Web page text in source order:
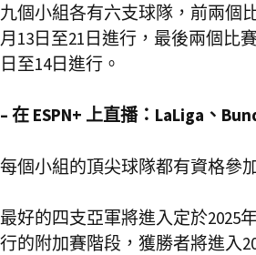
九個小組各有六支球隊，前兩個
月13日至21日進行，最後兩個比
日至14日進行。
– 在 ESPN+ 上直播：LaLiga、
每個小組的頂尖球隊都有資格參
最好的四支亞軍將進入定於2025
行的附加賽階段，獲勝者將進入